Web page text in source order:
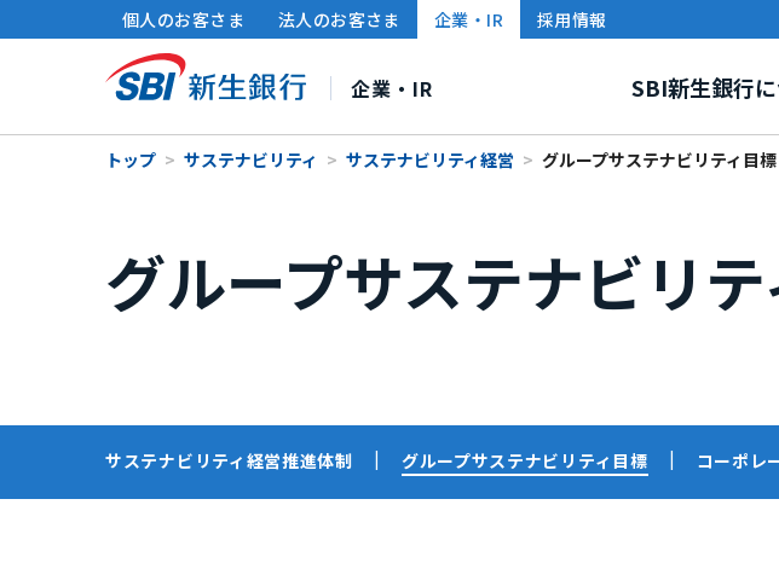
トップ サステナビリティ サステナビリティ経営 グループサステナビリティ目標
グループサステナビリ
サステナビリティ経営推進体制 グループサステナビリティ目標 コーポレ
個人のお客さま 法人のお客さま 企業・IR 採用情報
社長メッセージ 中期経営計画 企業情報 事業紹介 ガ
SBI新生銀行
連結財務ハイライト 財務情報・IRライブラリー 株式情報
サステナビリティ経営 ポリシー・方針 環境・社会課題への取り
企業・IR